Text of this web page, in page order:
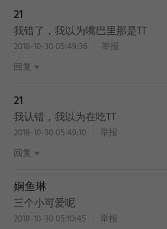
21
我错了，我以为嘴巴里那是TT
2018-10-30 05:49:36
举报
回复
21
我认错，我以为在吃TT
2018-10-30 05:49:10
举报
回复
娴鱼琳
三个小可爱呢
2018-10-30 05:10:45
举报